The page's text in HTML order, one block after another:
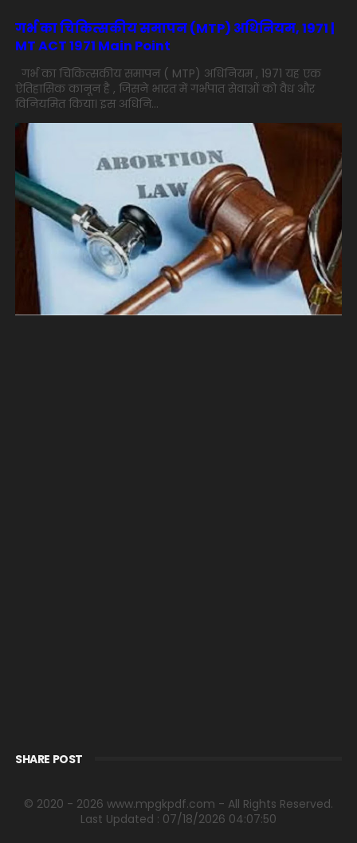
गर्भ का चिकित्सकीय समापन (MTP) अधिनियम, 1971 |
MT ACT 1971 Main Point
गर्भ का चिकित्सकीय समापन ( MTP) अधिनियम , 1971 यह एक
ऐतिहासिक कानून है , जिसने भारत में गर्भपात सेवाओं को वैध और
विनियमित किया। इस अधिनि...
SHARE POST
© 2020 - 2026 www.mpgkpdf.com - All Rights Reserved.
Last Updated : 07/18/2026 04:07:50